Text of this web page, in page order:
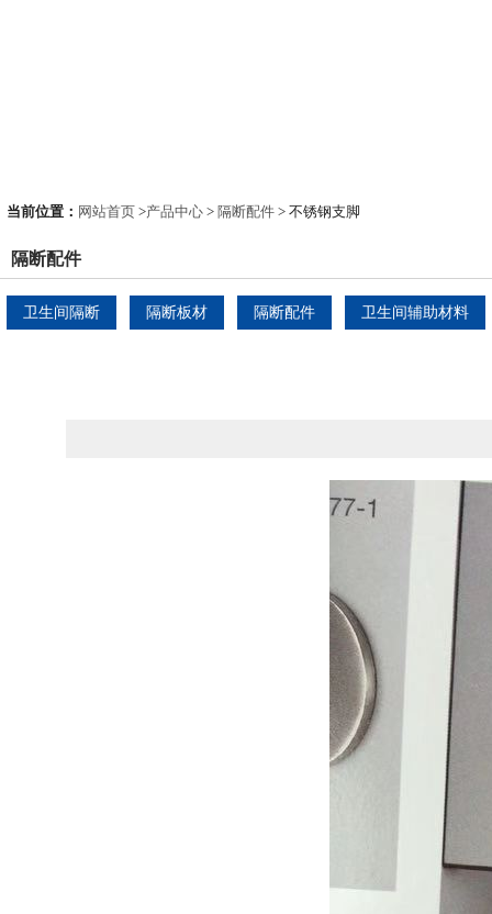
当前位置： 网站首页 >产品中心 > 隔断配件 > 不锈钢支脚
隔断配件
卫生间隔断 隔断板材 隔断配件 卫生间辅助材料